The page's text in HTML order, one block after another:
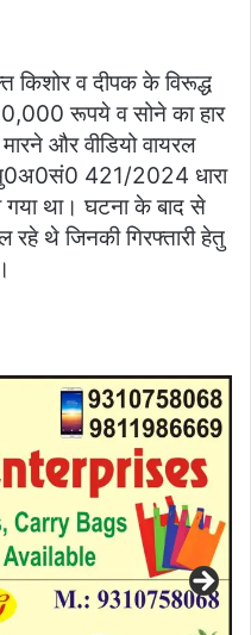
किशोर व दीपक के विरूद्ध
रूपये व सोने का हार
और वीडियो वायरल
421/2024 धारा
था। घटना के बाद से
थे जिनकी गिरफ्तारी हेतु